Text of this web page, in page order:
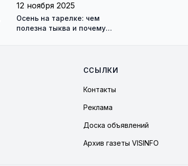
12 ноября 2025
Осень на тарелке: чем
полезна тыква и почему
ССЫЛКИ
Контакты
Реклама
Доска объявлений
Архив газеты VISINFO